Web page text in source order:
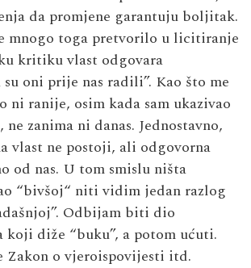
da promjene garantuju boljitak.
mnogo toga pretvorilo u licitiranje
kritiku vlast odgovara
oni prije nas radili”. Kao što me
ni ranije, osim kada sam ukazivao
zanima ni danas. Jednostavno,
vlast ne postoji, ali odgovorna
od nas. U tom smislu ništa
“bivšoj“ niti vidim jedan razlog
Odbijam biti dio
diže “buku”, a potom ućuti.
Zakon o vjeroispovijesti itd.